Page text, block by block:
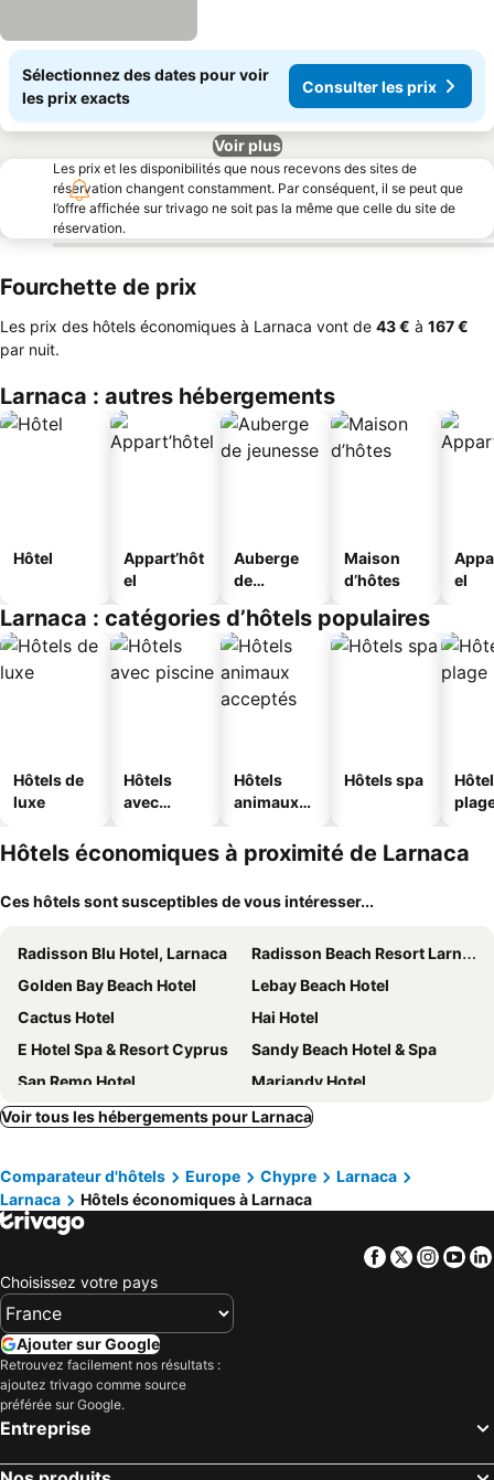
Sélectionnez des dates pour voir
les prix exacts
Consulter les prix
Voir plus
Les prix et les disponibilités que nous recevons des sites de
réservation changent constamment. Par conséquent, il se peut que
l’offre affichée sur trivago ne soit pas la même que celle du site de
réservation.
Fourchette de prix
Les prix des hôtels économiques à Larnaca vont de ‎43 € à ‎167 €
par nuit.
Larnaca : autres hébergements
Hôtel
Appart’hôt
el
Auberge
de
Maison
d’hôtes
el
Larnaca : catégories d’hôtels populaires
Hôtels de
luxe
Hôtels
avec
Hôtels
animaux
Hôtels spa
Hôtels économiques à proximité de Larnaca
Ces hôtels sont susceptibles de vous intéresser...
Radisson Blu Hotel, Larnaca
Radisson Beach Resort Larnaca
Golden Bay Beach Hotel
Lebay Beach Hotel
Cactus Hotel
Hai Hotel
E Hotel Spa & Resort Cyprus
Sandy Beach Hotel & Spa
San Remo Hotel
Mariandy Hotel
Lysithea Hotel
Hotel Indigo Larnaca By Ihg
Sun Hall Hotel
Livadhiotis City Hotel
La Veranda Hotel
The Ciao Stelio Deluxe Boutique Hotel - Adults Only
Frangiorgio Hotel Apartments
Best Western Plus Larco Hotel
Mikes Kanarium City Hotel
Mackenzie Beach Hotel & Apartments
Lokàl Boutique Hotel
Les Palmiers Beach Boutique Hotel & Luxury Apartments
Qbic City Hotel
St Elena Boutique Residence
Boronia Hotel Apartments
Voir tous les hébergements pour Larnaca
Comparateur d'hôtels Europe Chypre
Larnaca
Larnaca
Hôtels économiques à Larnaca
Facebook
Twitter
Choisissez votre pays
Ajouter sur Google
Retrouvez facilement nos résultats :
ajoutez trivago comme source
préférée sur Google.
Entreprise